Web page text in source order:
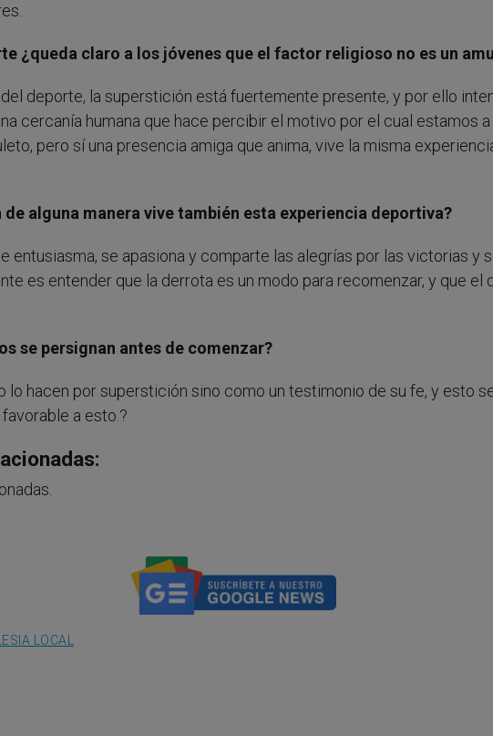
¿queda claro a los jóvenes que el factor religioso no es un
del deporte, la superstición está fuertemente presente, y por ello
cercanía humana que hace percibir el motivo por el cual estamos a
pero sí una presencia amiga que anima, vive la misma
de alguna manera vive también esta experiencia deportiva?
entusiasma, se apasiona y comparte las alegrías por las victorias y
es entender que la derrota es un modo para recomenzar, y que el
se persignan antes de comenzar?
lo hacen por superstición sino como un testimonio de su fe, y esto
a esto.?
LOCAL